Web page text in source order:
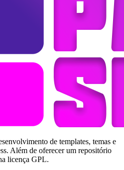
de templates, temas e
Além de oferecer um repositório
licença GPL.